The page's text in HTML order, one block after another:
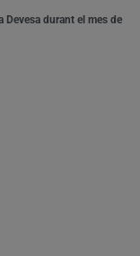
durant el mes de